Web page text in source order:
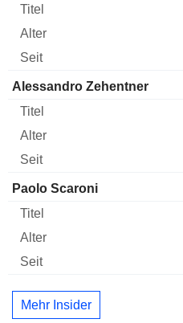
Alessandro Zehentner
Paolo Scaroni
Mehr Insider